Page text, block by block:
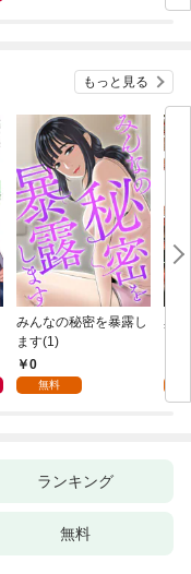
もっと見る
みんなの秘密を暴露し
ます(1)
0
無料
異
ランキング
無料